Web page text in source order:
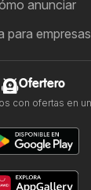
anunciar
para empresas
Ofertero
con ofertas en